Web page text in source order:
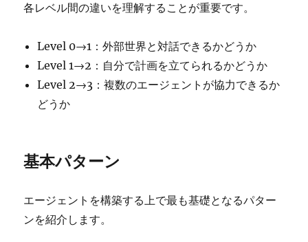
各レベル間の違いを理解することが重要です。
Level 0→1：外部世界と対話できるかどうか
Level 1→2：自分で計画を立てられるかどうか
Level 2→3：複数のエージェントが協力できるか
どうか
基本パターン
エージェントを構築する上で最も基礎となるパター
ンを紹介します。